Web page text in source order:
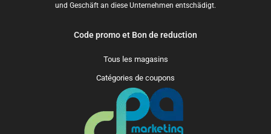
und Geschäft an diese Unternehmen entschädigt.
Code promo et Bon de reduction
Tous les magasins
Catégories de coupons